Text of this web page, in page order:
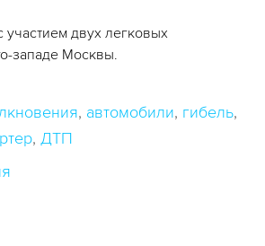
двух легковых
западе Москвы.
автомобили гибель
ДТП